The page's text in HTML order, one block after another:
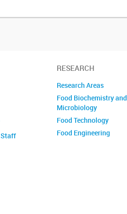
RESEARCH
Research Areas
Food Biochemistry and
Microbiology
Food Technology
Food Engineering